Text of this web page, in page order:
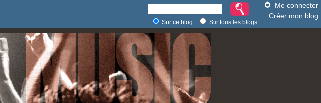
Me connecter
Créer mon blog
Sur ce blog Sur tous les blogs